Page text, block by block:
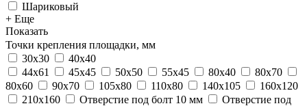
Шариковый
+ Еще
Показать
Точки крепления площадки, мм
30x30
40х40
44x61
45х45 50x50 55х45 80x40
80x70
80х60
90x70 105х80 110x80 140х105
160х120
210х160
Отверстие под болт 10 мм
Отверстие под